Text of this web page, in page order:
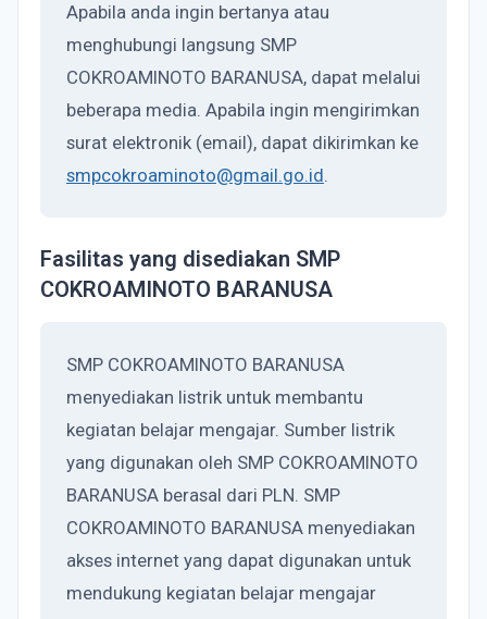
Apabila anda ingin bertanya atau
menghubungi langsung SMP
COKROAMINOTO BARANUSA, dapat melalui
beberapa media. Apabila ingin mengirimkan
surat elektronik (email), dapat dikirimkan ke
smpcokroaminoto@gmail.go.id.
Fasilitas yang disediakan SMP
COKROAMINOTO BARANUSA
SMP COKROAMINOTO BARANUSA
menyediakan listrik untuk membantu
kegiatan belajar mengajar. Sumber listrik
yang digunakan oleh SMP COKROAMINOTO
BARANUSA berasal dari PLN. SMP
COKROAMINOTO BARANUSA menyediakan
akses internet yang dapat digunakan untuk
mendukung kegiatan belajar mengajar